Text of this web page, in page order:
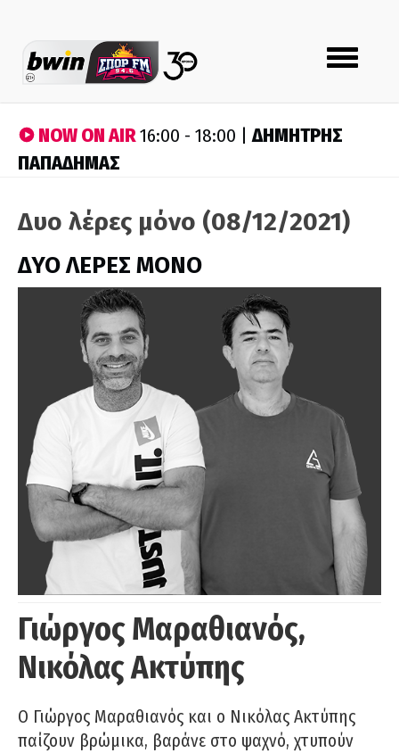
Toggle
navigation
NOW ON AIR16:00 - 18:00 |ΔΗΜΗΤΡΗΣ
ΠΑΠΑΔΗΜΑΣ
Δυο λέρες μόνο (08/12/2021)
ΔΥΟ ΛΕΡΕΣ ΜΟΝΟ
Γιώργος Μαραθιανός,
Νικόλας Ακτύπης
Ο Γιώργος Μαραθιανός και ο Νικόλας Ακτύπης
παίζουν βρώμικα, βαράνε στο ψαχνό, χτυπούν